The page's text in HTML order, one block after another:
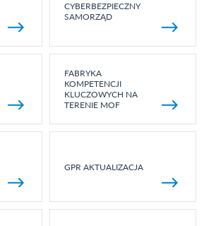
CYBERBEZPIECZNY
SAMORZĄD
FABRYKA
KOMPETENCJI
KLUCZOWYCH NA
TERENIE MOF
GPR AKTUALIZACJA